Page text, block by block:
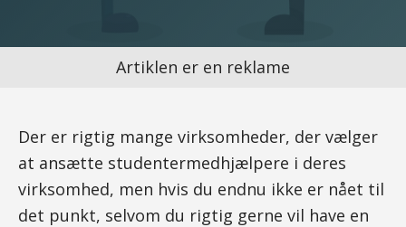
Artiklen er en reklame
Der er rigtig mange virksomheder, der vælger
at ansætte studentermedhjælpere i deres
virksomhed, men hvis du endnu ikke er nået til
det punkt, selvom du rigtig gerne vil have en